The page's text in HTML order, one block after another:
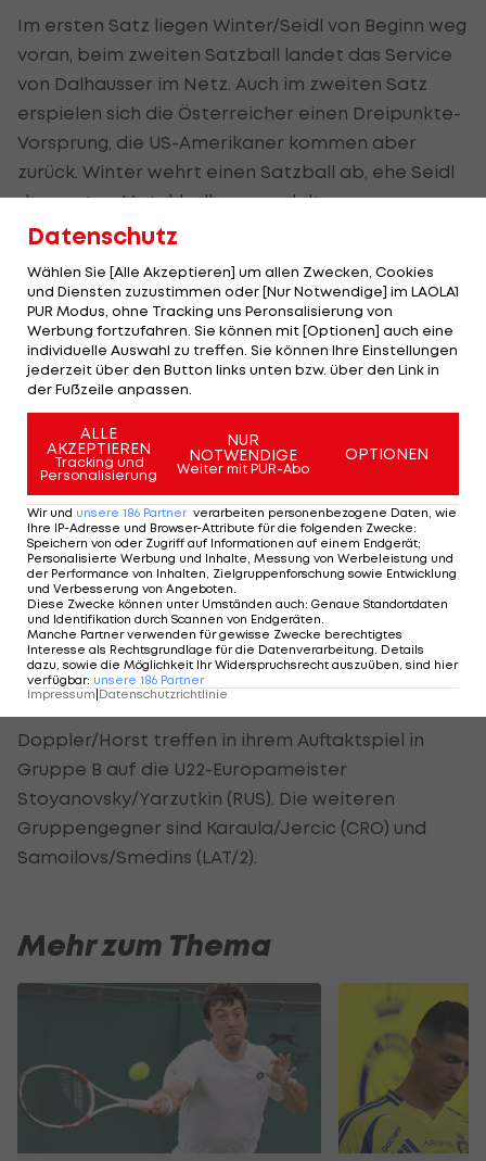
Im ersten Satz liegen Winter/Seidl von Beginn weg
voran, beim zweiten Satzball landet das Service
von Dalhausser im Netz. Auch im zweiten Satz
erspielen sich die Österreicher einen Dreipunkte-
Vorsprung, die US-Amerikaner kommen aber
zurück. Winter wehrt einen Satzball ab, ehe Seidl
den ersten Matchball verwandelt.
Im zweiten Spiel der Gruppe C gewinnen
Pedlow/Schachter ein kanadisches Duell gegen
Saxton/Schalk klar in zwei Sätzen.
Starke Vorstellung gegen die Nummer 4
Ermacora/Pristauz starten gegen Evandro/Andre
ebenfalls stark, erspielen sich schnell einen Drei-
Punkte-Vorsprung. Mitte des Satzes gelingt mit
einer Punkte-Serie die Vorentscheidung.
Auch im zweiten Satz liegen die Österreicher
meist voran - den zweiten Matchball verwandelt
Ermacora mit seinem insgesamt fünften Block.
Die weiteren Gegner in Gruppe D sind Fijalek/Bryl
(POL) und Ontiveros/Virgen (MEX).
Doppler/Horst treffen in ihrem Auftaktspiel in
Gruppe B auf die U22-Europameister
Stoyanovsky/Yarzutkin (RUS). Die weiteren
Gruppengegner sind Karaula/Jercic (CRO) und
Samoilovs/Smedins (LAT/2).
Mehr zum Thema
Datenschutz
Wählen Sie [Alle Akzeptieren] um allen Zwecken, Cookies
und Diensten zuzustimmen oder [Nur Notwendige] im LAOLA1
PUR Modus, ohne Tracking uns Peronsalisierung von
Werbung fortzufahren. Sie können mit [Optionen] auch eine
individuelle Auswahl zu treffen. Sie können Ihre Einstellungen
jederzeit über den Button links unten bzw. über den Link in
der Fußzeile anpassen.
ALLE
AKZEPTIEREN
Tracking und
Personalisierung
NUR
NOTWENDIGE
Weiter mit PUR-Abo
OPTIONEN
Wir und unsere 186 Partner verarbeiten personenbezogene Daten, wie
Ihre IP-Adresse und Browser-Attribute für die folgenden Zwecke:
Speichern von oder Zugriff auf Informationen auf einem Endgerät;
Personalisierte Werbung und Inhalte, Messung von Werbeleistung und
der Performance von Inhalten, Zielgruppenforschung sowie Entwicklung
und Verbesserung von Angeboten
Diese Zwecke können unter Umständen auch: Genaue Standortdaten
und Identifikation durch Scannen von Endgeräten
Manche Partner verwenden für gewisse Zwecke berechtigtes
Interesse als Rechtsgrundlage für die Datenverarbeitung. Details
dazu, sowie die Möglichkeit Ihr Widerspruchsrecht auszuüben, sind hier
verfügbar: unsere 186 Partner
Impressum|Datenschutzrichtlinie